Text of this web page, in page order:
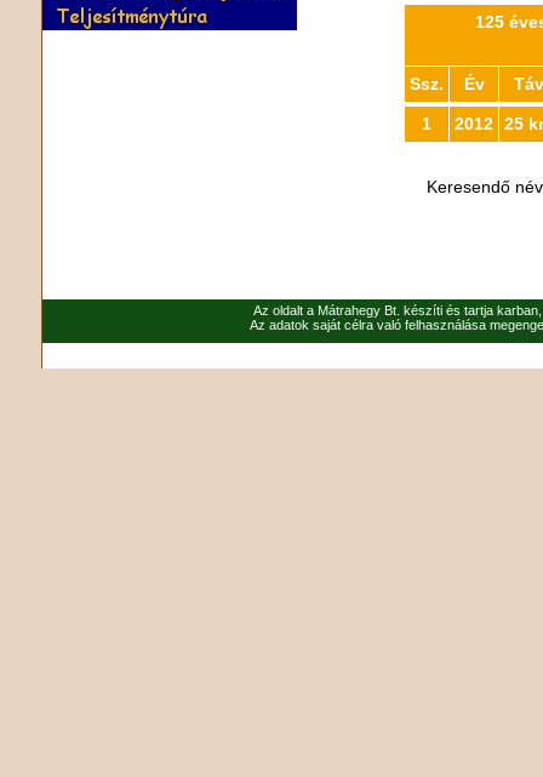
125
Ssz. Év Táv
1 2012 25
Keresendő
Az oldalt a Mátrahegy Bt. készíti és tartja
Az adatok saját célra való felhasználása